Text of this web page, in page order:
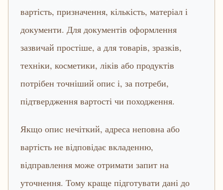
вартість, призначення, кількість, матеріал і
документи. Для документів оформлення
зазвичай простіше, а для товарів, зразків,
техніки, косметики, ліків або продуктів
потрібен точніший опис і, за потреби,
підтвердження вартості чи походження.
Якщо опис нечіткий, адреса неповна або
вартість не відповідає вкладенню,
відправлення може отримати запит на
уточнення. Тому краще підготувати дані до